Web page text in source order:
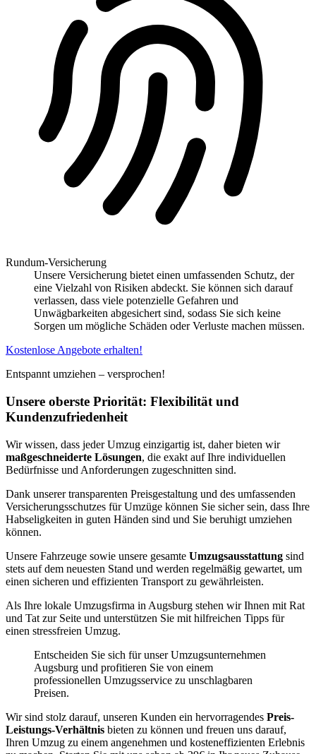
Rundum-Versicherung
Unsere Versicherung bietet einen umfassenden Schutz, der
eine Vielzahl von Risiken abdeckt. Sie können sich darauf
verlassen, dass viele potenzielle Gefahren und
Unwägbarkeiten abgesichert sind, sodass Sie sich keine
Sorgen um mögliche Schäden oder Verluste machen müssen.
Kostenlose Angebote erhalten!
Entspannt umziehen – versprochen!
Unsere oberste Priorität: Flexibilität und
Kundenzufriedenheit
Wir wissen, dass jeder Umzug einzigartig ist, daher bieten wir
maßgeschneiderte Lösungen, die exakt auf Ihre individuellen
Bedürfnisse und Anforderungen zugeschnitten sind.
Dank unserer transparenten Preisgestaltung und des umfassenden
Versicherungsschutzes für Umzüge können Sie sicher sein, dass Ihre
Habseligkeiten in guten Händen sind und Sie beruhigt umziehen
können.
Unsere Fahrzeuge sowie unsere gesamte Umzugsausstattung sind
stets auf dem neuesten Stand und werden regelmäßig gewartet, um
einen sicheren und effizienten Transport zu gewährleisten.
Als Ihre lokale Umzugsfirma in Augsburg stehen wir Ihnen mit Rat
und Tat zur Seite und unterstützen Sie mit hilfreichen Tipps für
einen stressfreien Umzug.
Entscheiden Sie sich für unser Umzugsunternehmen
Augsburg und profitieren Sie von einem
professionellen Umzugsservice zu unschlagbaren
Preisen.
Wir sind stolz darauf, unseren Kunden ein hervorragendes Preis-
Leistungs-Verhältnis bieten zu können und freuen uns darauf,
Ihren Umzug zu einem angenehmen und kosteneffizienten Erlebnis